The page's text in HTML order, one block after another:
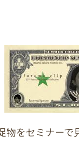
物をセミナー